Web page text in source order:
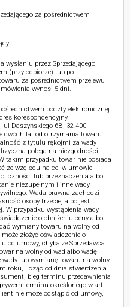
za pośrednictwem
wysłaniu przez Sprzedającego
(przy odbiorze) lub po
za pośrednictwem przelewu
wynosi 5 dni.
poczty elektronicznej
korespondencyjny
ul Daszyńskiego 6B, 32-400
dwóch lat od otrzymania towaru
z tytułu rękojmi za wady
polega na niezgodności
takim przypadku towar nie posiada
ze względu na cel w umowie
lub przeznaczenia albo
niezupełnym i inne wady
Wada prawna zachodzi
osoby trzeciej albo jest
W przypadku wystąpienia wady
o obniżeniu ceny albo
wymiany towaru na wolny od
złożyć oświadczenie o
od umowy, chyba że Sprzedawca
na wolny od wad albo wadę
lub wymianę towaru na wolny
roku, licząc od dnia stwierdzenia
bieg terminu przedawnienia
terminu określonego w art.
nie może odstąpić od umowy,